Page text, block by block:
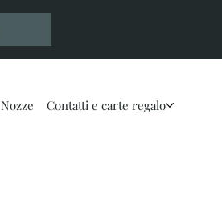
Nozze Contatti e carte regalo